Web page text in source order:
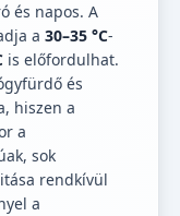
és napos. A
a 30–35 °C-
is előfordulhat.
és
hiszen a
a
sok
rendkívül
a